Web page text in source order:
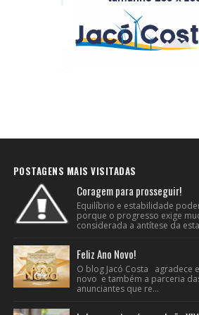
POSTAGENS MAIS VISITADAS
Coragem para prosseguir!
Equilíbrio e estabilidade
porque o progresso exige
considerada a antítese da
Feliz Ano Novo!
O blog Jacó Costa agradece
novo e também a parceria
anunciantes que re...